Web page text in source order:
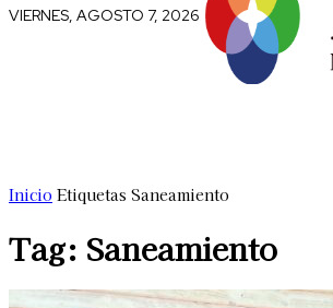
VIERNES, AGOSTO 7, 2026
Inicio Etiquetas Saneamiento
Tag: Saneamiento